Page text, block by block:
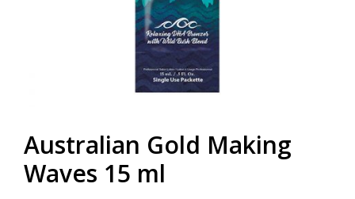
Australian Gold Making
Waves 15 ml